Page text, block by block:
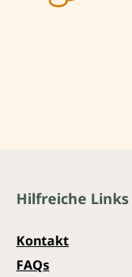
Hilfreiche Links
Kontakt
FAQs